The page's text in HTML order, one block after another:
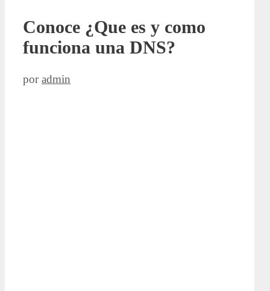
Conoce ¿Que es y como
funciona una DNS?
poradmin